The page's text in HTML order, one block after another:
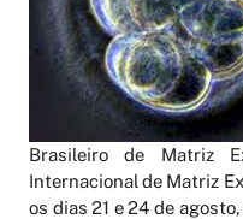
Brasileiro de Matriz
Internacional de Matriz
os dias 21 e 24 de